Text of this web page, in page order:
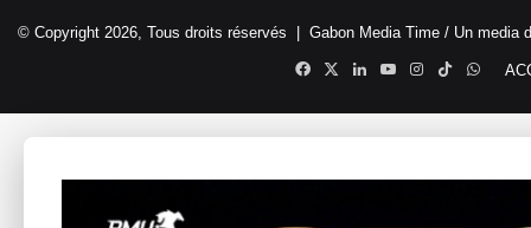
© Copyright 2026, Tous droits réservés | Gabon Media Time / Un media
Facebook
X LinkedinYouTubeInstagram
TikTok